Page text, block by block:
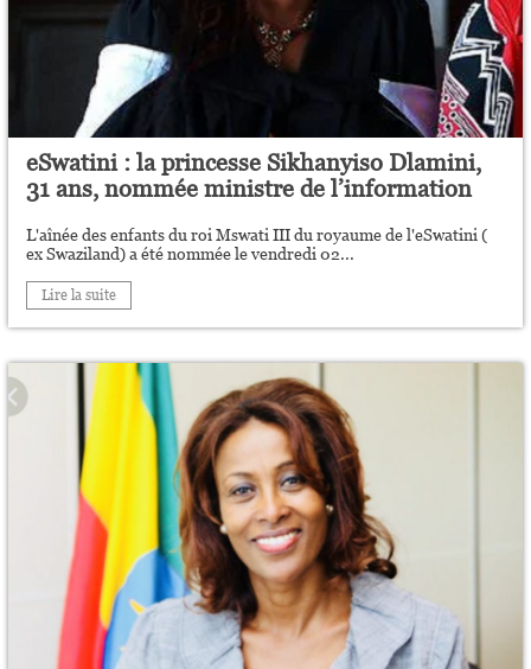
eSwatini : la princesse Sikhanyiso Dlamini,
31 ans, nommée ministre de l’information
L'aînée des enfants du roi Mswati III du royaume de l'eSwatini (
ex Swaziland) a été nommée le vendredi 02...
Lire la suite